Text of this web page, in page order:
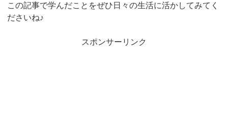
この記事で学んだことをぜひ日々の生活に活かしてみてく
ださいね♪
スポンサーリンク